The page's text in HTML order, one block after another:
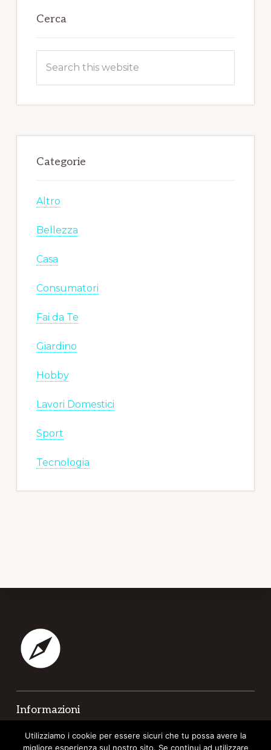
Sidebar
Cerca
this
Categorie
Altro
Bellezza
Casa
Consumatori
Fai da Te
Giardino
Hobby
Lavori Domestici
Sport
Tecnologia
Informazioni
Utilizziamo i cookie per essere sicuri che tu possa avere la
migliore esperienza sul nostro sito. Se continui ad utilizzare